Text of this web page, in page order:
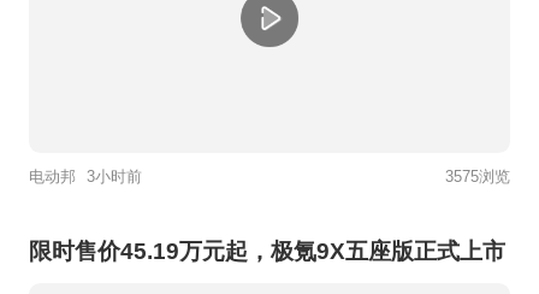
电动邦 3小时前 3575浏览
限时售价45.19万元起，极氪9X五座版正式上市